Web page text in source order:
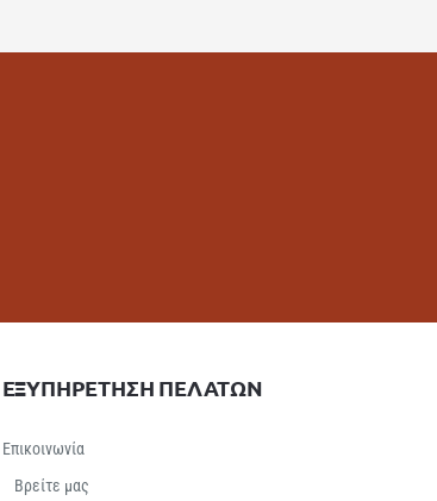
ΕΞΥΠΗΡΕΤΗΣΗ ΠΕΛΑΤΩΝ
Επικοινωνία
Βρείτε μας